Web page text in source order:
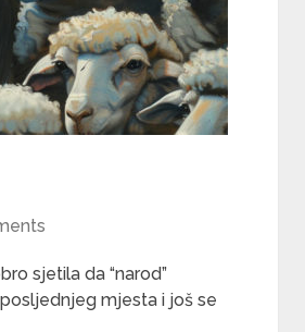
sjetila da “narod”
mjesta i još se